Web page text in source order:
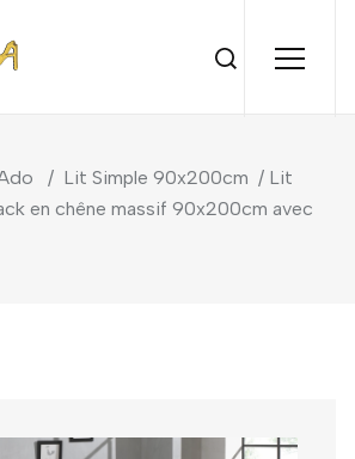
/ Lit Simple 90x200cm / Lit
en chêne massif 90x200cm avec